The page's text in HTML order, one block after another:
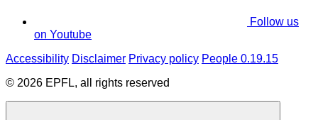
Follow us
on Youtube
Accessibility Disclaimer Privacy policy People 0.19.15
© 2026 EPFL, all rights reserved